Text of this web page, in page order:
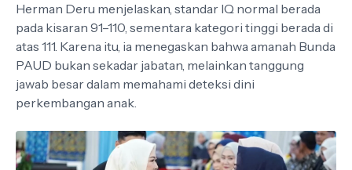
Herman Deru menjelaskan, standar IQ normal berada
pada kisaran 91–110, sementara kategori tinggi berada di
atas 111. Karena itu, ia menegaskan bahwa amanah Bunda
PAUD bukan sekadar jabatan, melainkan tanggung
jawab besar dalam memahami deteksi dini
perkembangan anak.